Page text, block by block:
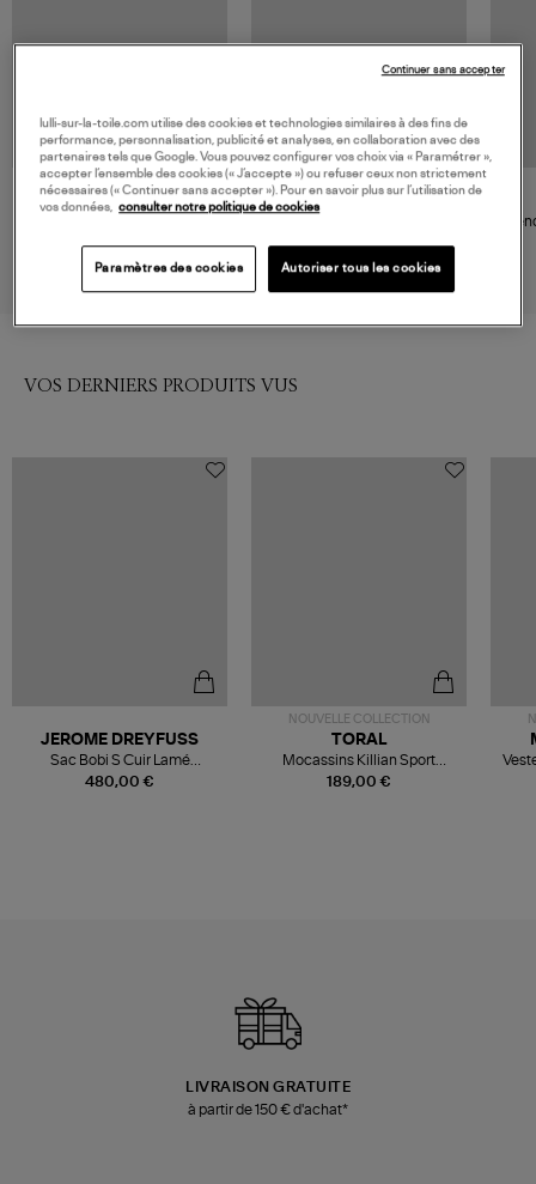
220,00 €
GIGI CLOZEAU
350,00 €
GINETTE NY
VOS DERNIERS PRODUITS VUS
480,00 €
JEROME DREYFUSS
Sac Bobi S Cuir Lamé
Champagne
NOUVELLE COLLECTION
189,00 €
TORAL
Mocassins Killian Sport
Mousse
LIVRAISON GRATUITE
à partir de 150 € d'achat*
lulli-sur-la-toile.com utilise des cookies et technologies similaires à des fins de
performance, personnalisation, publicité et analyses, en collaboration avec des
partenaires tels que Google. Vous pouvez configurer vos choix via « Paramétrer »,
accepter l’ensemble des cookies (« J’accepte ») ou refuser ceux non strictement
nécessaires (« Continuer sans accepter »). Pour en savoir plus sur l’utilisation de
vos données, consulter notre politique de cookies
Paramètres des cookies Autoriser tous les cookies
Continuer sans accepter